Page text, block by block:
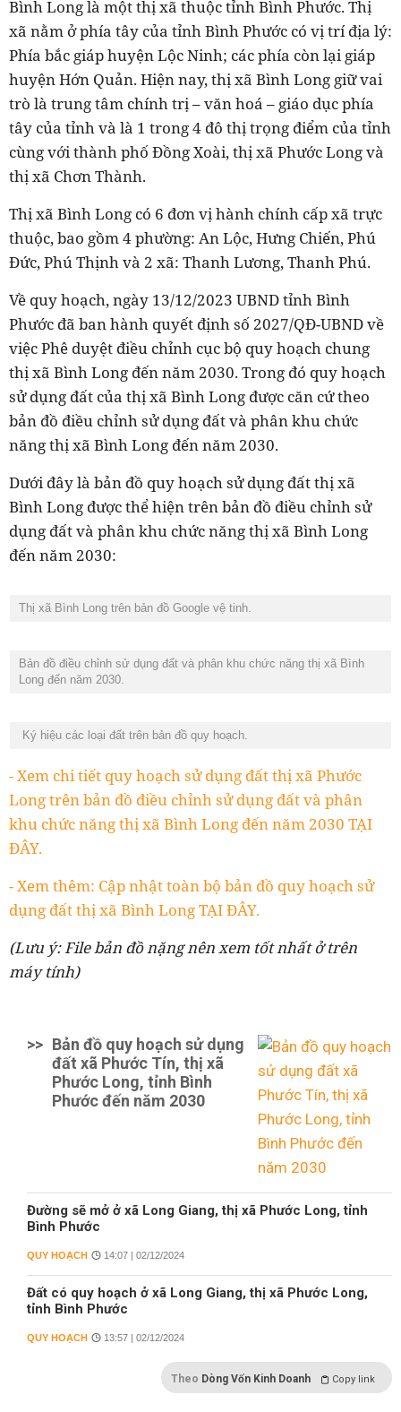
Bình Long là một thị xã thuộc tỉnh Bình Phước. Thị
xã nằm ở phía tây của tỉnh Bình Phước có vị trí địa lý:
Phía bắc giáp huyện Lộc Ninh; các phía còn lại giáp
huyện Hớn Quản. Hiện nay, thị xã Bình Long giữ vai
trò là trung tâm chính trị – văn hoá – giáo dục phía
tây của tỉnh và là 1 trong 4 đô thị trọng điểm của tỉnh
cùng với thành phố Đồng Xoài, thị xã Phước Long và
thị xã Chơn Thành.
Thị xã Bình Long có 6 đơn vị hành chính cấp xã trực
thuộc, bao gồm 4 phường: An Lộc, Hưng Chiến, Phú
Đức, Phú Thịnh và 2 xã: Thanh Lương, Thanh Phú.
Về quy hoạch, ngày 13/12/2023 UBND tỉnh Bình
Phước đã ban hành quyết định số 2027/QĐ-UBND về
việc Phê duyệt điều chỉnh cục bộ quy hoạch chung
thị xã Bình Long đến năm 2030. Trong đó quy hoạch
sử dụng đất của thị xã Bình Long được căn cứ theo
bản đồ điều chỉnh sử dụng đất và phân khu chức
năng thị xã Bình Long đến năm 2030.
Dưới đây là bản đồ quy hoạch sử dụng đất thị xã
Bình Long được thể hiện trên bản đồ điều chỉnh sử
dụng đất và phân khu chức năng thị xã Bình Long
đến năm 2030:
Thị xã Bình Long trên bản đồ Google vệ tinh.
Bản đồ điều chỉnh sử dụng đất và phân khu chức năng thị xã Bình
Long đến năm 2030.
Ký hiệu các loại đất trên bản đồ quy hoạch.
- Xem chi tiết quy hoạch sử dụng đất thị xã Phước
Long trên bản đồ điều chỉnh sử dụng đất và phân
khu chức năng thị xã Bình Long đến năm 2030 TẠI
ĐÂY.
- Xem thêm: Cập nhật toàn bộ bản đồ quy hoạch sử
dụng đất thị xã Bình Long TẠI ĐÂY.
(Lưu ý: File bản đồ nặng nên xem tốt nhất ở trên
máy tính)
>> Bản đồ quy hoạch sử dụng
đất xã Phước Tín, thị xã
Phước Long, tỉnh Bình
Phước đến năm 2030
Đường sẽ mở ở xã Long Giang, thị xã Phước Long, tỉnh
Bình Phước
QUY HOẠCH 14:07 | 02/12/2024
Đất có quy hoạch ở xã Long Giang, thị xã Phước Long,
tỉnh Bình Phước
QUY HOẠCH 13:57 | 02/12/2024
Theo Dòng Vốn Kinh Doanh Copy link